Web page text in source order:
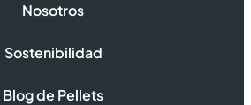
Nosotros
Sostenibilidad
Blog de Pellets